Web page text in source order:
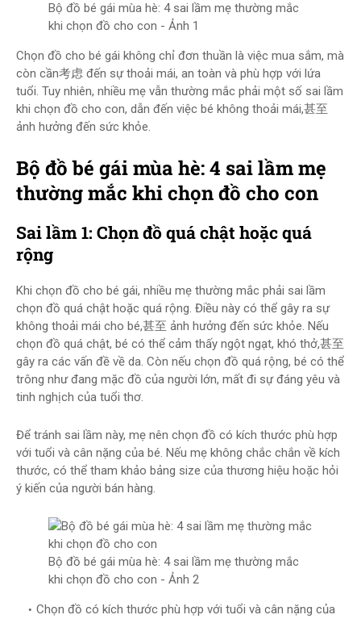
Bộ đồ bé gái mùa hè: 4 sai lầm mẹ thường mắc
khi chọn đồ cho con - Ảnh 1
Chọn đồ cho bé gái không chỉ đơn thuần là việc mua sắm, mà
còn cần考虑 đến sự thoải mái, an toàn và phù hợp với lứa
tuổi. Tuy nhiên, nhiều mẹ vẫn thường mắc phải một số sai lầm
khi chọn đồ cho con, dẫn đến việc bé không thoải mái,甚至
ảnh hưởng đến sức khỏe.
Bộ đồ bé gái mùa hè: 4 sai lầm mẹ
thường mắc khi chọn đồ cho con
Sai lầm 1: Chọn đồ quá chật hoặc quá
rộng
Khi chọn đồ cho bé gái, nhiều mẹ thường mắc phải sai lầm
chọn đồ quá chật hoặc quá rộng. Điều này có thể gây ra sự
không thoải mái cho bé,甚至 ảnh hưởng đến sức khỏe. Nếu
chọn đồ quá chật, bé có thể cảm thấy ngột ngạt, khó thở,甚至
gây ra các vấn đề về da. Còn nếu chọn đồ quá rộng, bé có thể
trông như đang mặc đồ của người lớn, mất đi sự đáng yêu và
tinh nghịch của tuổi thơ.
Để tránh sai lầm này, mẹ nên chọn đồ có kích thước phù hợp
với tuổi và cân nặng của bé. Nếu mẹ không chắc chắn về kích
thước, có thể tham khảo bảng size của thương hiệu hoặc hỏi
ý kiến của người bán hàng.
Bộ đồ bé gái mùa hè: 4 sai lầm mẹ thường mắc
khi chọn đồ cho con - Ảnh 2
Chọn đồ có kích thước phù hợp với tuổi và cân nặng của